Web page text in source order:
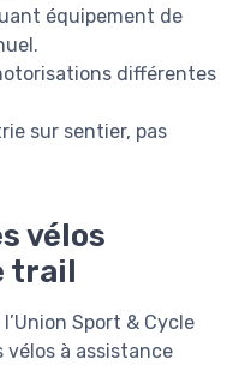
équipement de
différentes
sur sentier, pas
vélos
trail
Sport & Cycle
vélos à assistance